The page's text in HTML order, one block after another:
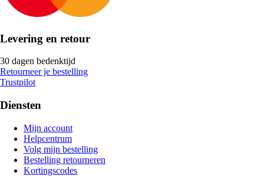
Levering en retour
30 dagen bedenktijd
Retourneer je bestelling
Trustpilot
Diensten
Mijn account
Helpcentrum
Volg mijn bestelling
Bestelling retourneren
Kortingscodes